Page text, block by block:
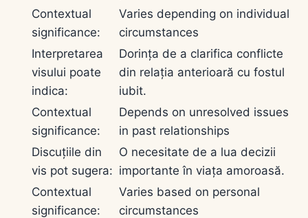
Contextual
significance:
Varies depending on individual
circumstances
Interpretarea
visului poate
indica:
Dorința de a clarifica conflicte
din relația anterioară cu fostul
iubit.
Contextual
significance:
Depends on unresolved issues
in past relationships
Discuțiile din
vis pot sugera:
O necesitate de a lua decizii
importante în viața amoroasă.
Contextual
significance:
Varies based on personal
circumstances